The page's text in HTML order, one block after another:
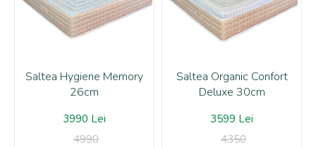
Saltea Hygiene Memory
26cm
3990 Lei
4990
Saltea Organic Confort
Deluxe 30cm
3599 Lei
4350